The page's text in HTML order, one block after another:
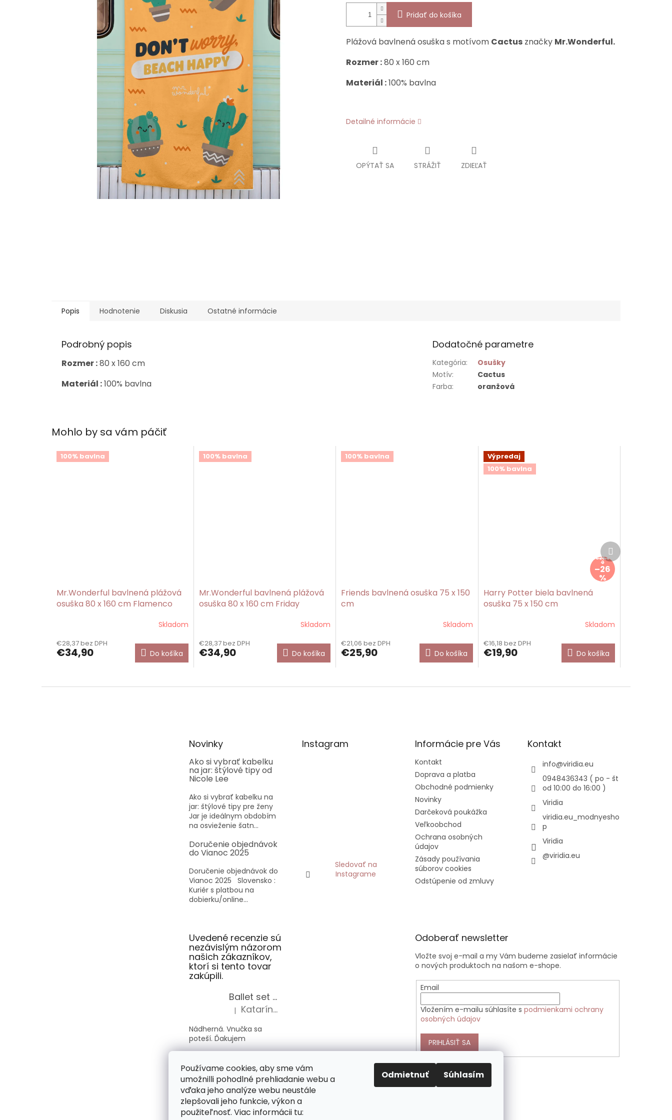
Používame cookies, aby sme vám
umožnilli pohodlné prehliadanie webu a
vďaka jeho analýze webu neustále
zlepšovali jeho funkcie, výkon a
použiteľnosť. Viac informácii tu:
Odmietnuť Súhlasím
Pridať do košíka
Plážová bavlnená osuška s motívom Cactus značky Mr.Wonderful.
Rozmer :80 x 160 cm
Materiál :100% bavlna
Detailné informácie
OPÝTAŤ SA STRÁŽIŤ ZDIEĽAŤ
Mohlo by sa vám páčiť
100% bavlna
Mr.Wonderful bavlnená plážová
osuška 80 x 160 cm Flamenco
Skladom
€28,37 bez DPH
€34,90 Do košíka
100% bavlna
Mr.Wonderful bavlnená plážová
osuška 80 x 160 cm Friday
Skladom
€28,37 bez DPH
€34,90 Do košíka
100% bavlna
Friends bavlnená osuška 75 x 150
cm
Skladom
€21,06 bez DPH
€25,90 Do košíka
Výpredaj
100% bavlna
€26,9
0
–26
%
Harry Potter biela bavlnená
osuška 75 x 150 cm
Skladom
€16,18 bez DPH
€19,90 Do košíka
Ďalší
produkt
Popis Hodnotenie Diskusia Ostatné informácie
Podrobný popis
Rozmer :80 x 160 cm
Materiál :100% bavlna
Dodatočné parametre
Kategória:
Osušky
Motív:
Cactus
Farba: oranžová
Novinky
Ako si vybrať kabelku
na jar: štýlové tipy od
Nicole Lee
Ako si vybrať kabelku na
jar: štýlové tipy pre ženy
Jar je ideálnym obdobím
na osvieženie šatn...
Doručenie objednávok
do Vianoc 2025
Doručenie objednávok do
Vianoc 2025 Slovensko :
Kuriér s platbou na
dobierku/online...
Instagram
Sledovať na
Instagrame
Informácie pre Vás
Kontakt
Doprava a platba
Obchodné podmienky
Novinky
Darčeková poukážka
Veľkoobchod
Ochrana osobných
údajov
Zásady používania
súborov cookies
Odstúpenie od zmluvy
Kontakt
info@viridia.eu
0948436343 ( po - št
od 10:00 do 16:00 )
Viridia
viridia.eu_modnyesho
p
Viridia
@viridia.eu
Uvedené recenzie sú
nezávislým názorom
našich zákazníkov,
ktorí si tento tovar
zakúpili.
Ballet set školská taška, nerezová fľaša a plný peračník s motívom baletky pre dievča
Hodnotenie produktu je 5 z 5 hviezdičiek.
| Katarína Sz.
Nádherná. Vnučka sa
poteší. Ďakujem
Hodnotenie produktu je 5 z 5 hviezdičiek.
| Alica Sz.
Kabelky Anekke sú veľmi
krásne a s nimi si vás
každý všimne. Táto
Odoberať newsletter
Vložte svoj e-mail a my Vám budeme zasielať informácie
o nových produktoch na našom e-shope.
Email
Vložením e-mailu súhlasíte spodmienkami ochrany
osobných údajov
PRIHLÁSIŤ SA